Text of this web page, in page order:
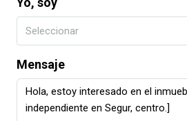
Seleccionar
Mensaje